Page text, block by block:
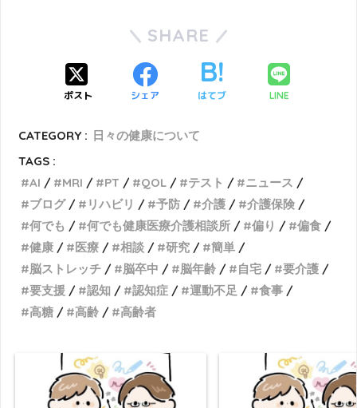
SHARE
ポスト シェア はてブ LINE
CATEGORY : 日々の健康について
TAGS :
AI
MRI PT QOL テスト
ニュース
ブログ
リハビリ 予防 介護
介護保険
何でも
何でも健康医療介護相談所 偏り
偏食
健康
医療 相談 研究
簡単
脳ストレッチ
脳卒中 脳年齢 自宅
要介護
要支援
認知 認知症 運動不足
食事
高糖
高齢 高齢者